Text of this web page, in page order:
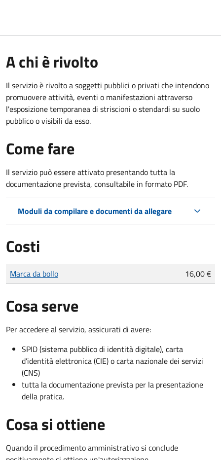
A chi è rivolto
Il servizio è rivolto a soggetti pubblici o privati che intendono
promuovere attività, eventi o manifestazioni attraverso
l'esposizione temporanea di striscioni o stendardi su suolo
pubblico o visibili da esso.
Come fare
Il servizio può essere attivato presentando tutta la
documentazione prevista, consultabile in formato PDF.
Moduli da compilare e documenti da allegare
Costi
Tipo di pagamento
Importo
Marca da bollo 16,00 €
Cosa serve
Per accedere al servizio, assicurati di avere:
SPID (sistema pubblico di identità digitale), carta
d’identità elettronica (CIE) o carta nazionale dei servizi
(CNS)
tutta la documentazione prevista per la presentazione
della pratica.
Cosa si ottiene
Quando il procedimento amministrativo si conclude